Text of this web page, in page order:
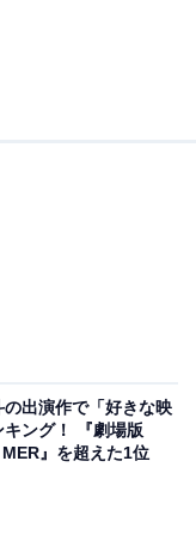
送された『真犯
は、西島秀俊さ
良凌介の家族
考察ミステリー
の出演作で「好きな映
キング！ 『劇場版
』を超えた1位